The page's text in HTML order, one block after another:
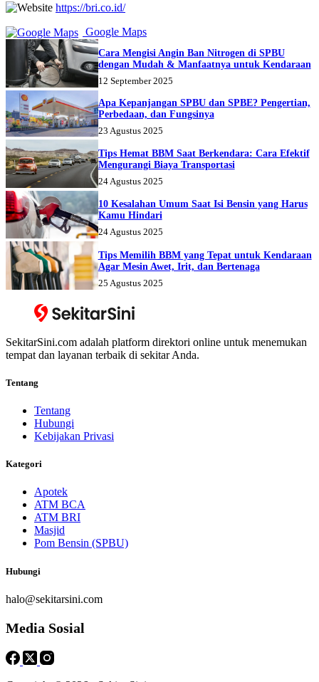
https://bri.co.id/
Google Maps
Cara Mengisi Angin Ban Nitrogen di SPBU
dengan Mudah & Manfaatnya untuk Kendaraan
12 September 2025
Apa Kepanjangan SPBU dan SPBE? Pengertian,
Perbedaan, dan Fungsinya
23 Agustus 2025
Tips Hemat BBM Saat Berkendara: Cara Efektif
Mengurangi Biaya Transportasi
24 Agustus 2025
10 Kesalahan Umum Saat Isi Bensin yang Harus
Kamu Hindari
24 Agustus 2025
Tips Memilih BBM yang Tepat untuk Kendaraan
Agar Mesin Awet, Irit, dan Bertenaga
25 Agustus 2025
SekitarSini.com adalah platform direktori online untuk menemukan
tempat dan layanan terbaik di sekitar Anda.
Tentang
Tentang
Hubungi
Kebijakan Privasi
Kategori
Apotek
ATM BCA
ATM BRI
Masjid
Pom Bensin (SPBU)
Hubungi
halo@sekitarsini.com
Media Sosial